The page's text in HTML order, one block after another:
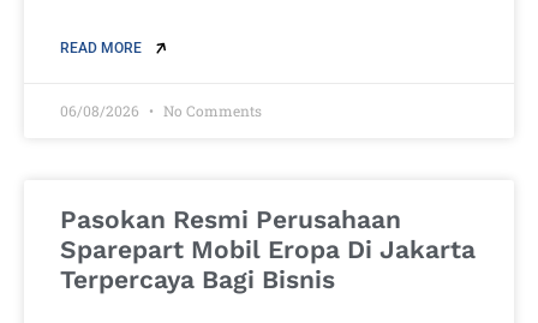
READ MORE
06/08/2026 No Comments
Pasokan Resmi Perusahaan
Sparepart Mobil Eropa Di Jakarta
Terpercaya Bagi Bisnis